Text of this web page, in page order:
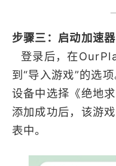
步骤三：启动加速
登录后，在
到“导入游戏”的选
设备中选择《绝地
添加成功后，该游
表中。